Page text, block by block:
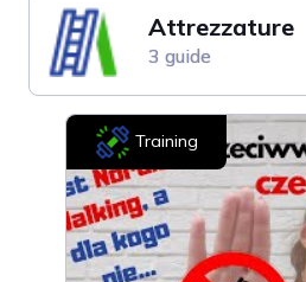
Attrezzature
3 guide
Training